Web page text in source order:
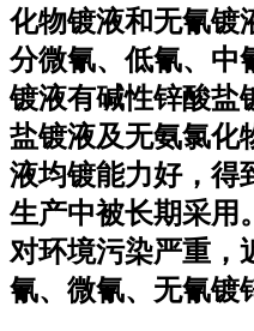
化物镀液和无氰镀
分微氰、低氰、中
镀液有碱性锌酸盐
盐镀液及无氨氯化
液均镀能力好，得
生产中被长期采用
对环境污染严重，
氰、微氰、无氰镀